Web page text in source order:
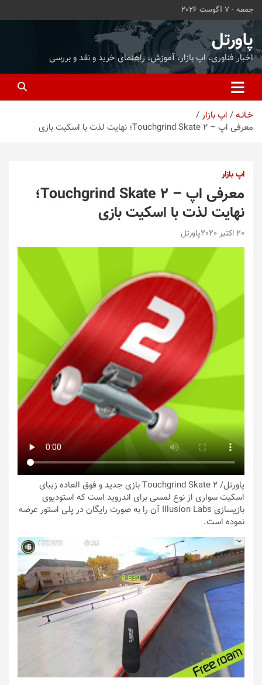
محتوا
بروید
جمعه - 7 آگوست 2026
پاورتل
اخبار فناوری، اپ بازار، آموزش، راهنمای خرید و نقد و بررسی
خـانـه
اپ بازار
معرفی اپ – Touchgrind Skate 2؛ نهایت لذت با اسکیت بازی
اپ بازار
معرفی اپ – Touchgrind Skate 2؛
نهایت لذت با اسکیت بازی
20 اکتبر 2020 پاورتل
پاورتل
/ Touchgrind Skate 2 بازی جدید و فوق العاده زیبای
اسکیت سواری از نوع لمسی برای اندروید است که استودیوی
بازیسازی Illusion Labs آن را به صورت رایگان در پلی استور عرضه
نموده است.